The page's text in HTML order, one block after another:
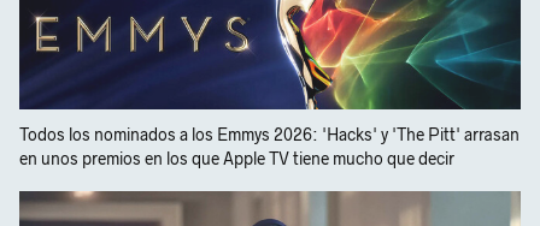
Todos los nominados a los Emmys 2026: 'Hacks' y 'The Pitt' arrasan
en unos premios en los que Apple TV tiene mucho que decir